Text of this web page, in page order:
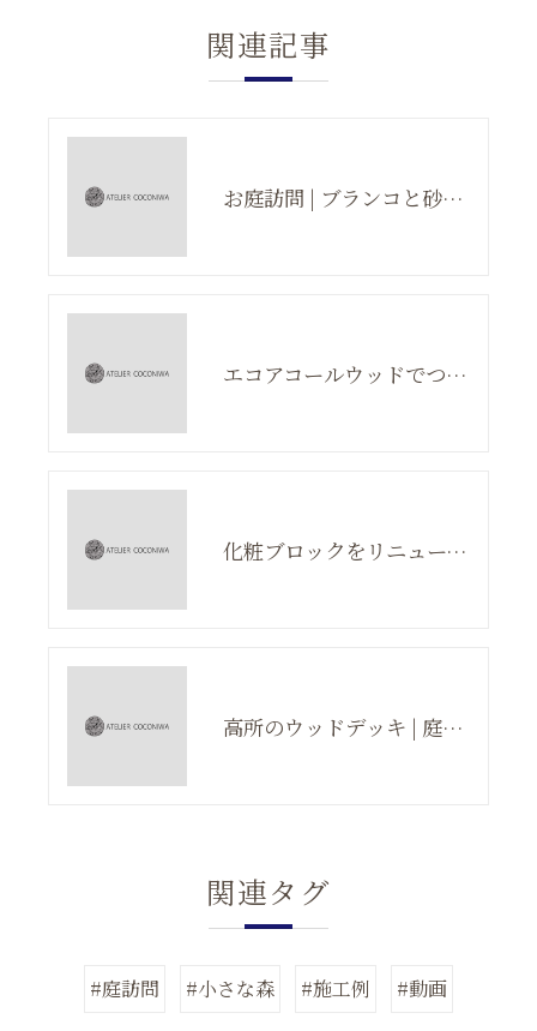
関連記事
お庭訪問 | ブランコと砂場と石畳
エコアコールウッドでつくるサイクルポート | 庭のアイディア
化粧ブロックをリニューアル | 庭のアイディア
高所のウッドデッキ | 庭のアイディア
関連タグ
#庭訪問 #小さな森 #施工例 #動画